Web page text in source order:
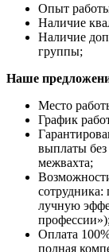
Опыт
Наличие
Наличие
группы;
Наше
Место
График
выплаты без
межвахта;
сотрудника:
лучную
Оплата
полная